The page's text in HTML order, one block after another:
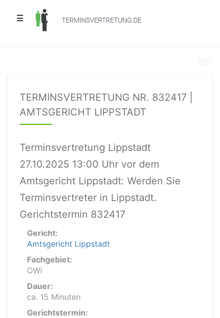
☰
TERMINSVERTRETUNG NR. 832417 |
AMTSGERICHT LIPPSTADT
Terminsvertretung Lippstadt
27.10.2025 13:00 Uhr vor dem
Amtsgericht Lippstadt: Werden Sie
Terminsvertreter in Lippstadt.
Gerichtstermin 832417
Gericht:
Amtsgericht Lippstadt
Fachgebiet:
OWi
Dauer:
ca. 15 Minuten
Gerichtstermin: